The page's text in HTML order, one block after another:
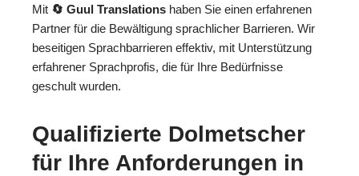
Mit 🔄 Guul Translations haben Sie einen erfahrenen
Partner für die Bewältigung sprachlicher Barrieren. Wir
beseitigen Sprachbarrieren effektiv, mit Unterstützung
erfahrener Sprachprofis, die für Ihre Bedürfnisse
geschult wurden.
Qualifizierte Dolmetscher
für Ihre Anforderungen in